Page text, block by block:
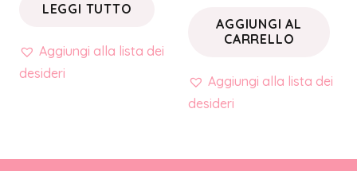
LEGGI TUTTO
Aggiungi alla lista dei
desideri
AGGIUNGI AL
CARRELLO
Aggiungi alla lista dei
desideri